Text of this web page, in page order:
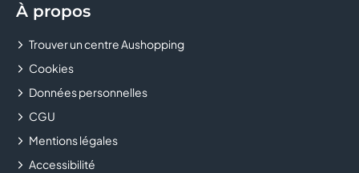
À propos
Trouver un centre Aushopping
Cookies
Données personnelles
CGU
Mentions légales
Accessibilité